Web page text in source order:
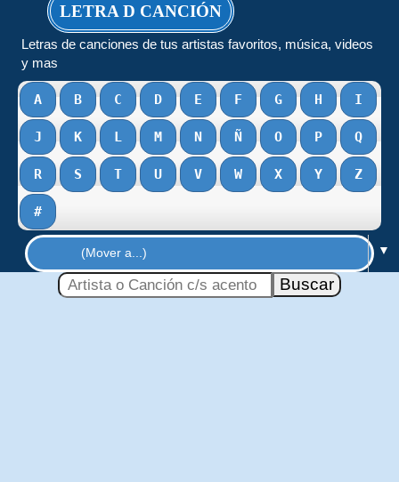
LETRA D CANCIÓN
Letras de canciones de tus artistas favoritos, música, videos
y mas
A B C D E F G H I
J K L M N Ñ O P Q
R S T U V W X Y Z
#
▼